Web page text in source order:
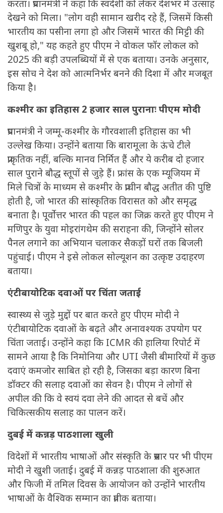
करता। प्रधानमंत्री ने कहा कि स्वदेशी को लेकर देशभर में उत्साह
देखने को मिला। "लोग वही सामान खरीद रहे हैं, जिसमें किसी
भारतीय का पसीना लगा हो और जिसमें भारत की मिट्टी की
खुशबू हो," यह कहते हुए पीएम ने वोकल फॉर लोकल को
2025 की बड़ी उपलब्धियों में से एक बताया। उनके अनुसार,
इस सोच ने देश को आत्मनिर्भर बनने की दिशा में और मजबूत
किया है।
कश्मीर का इतिहास 2 हजार साल पुरानाः पीएम मोदी
प्रधानमंत्री ने जम्मू-कश्मीर के गौरवशाली इतिहास का भी
उल्लेख किया। उन्होंने बताया कि बारामूला के ऊंचे टीले
प्राकृतिक नहीं, बल्कि मानव निर्मित हैं और ये करीब दो हजार
साल पुराने बौद्ध स्तूपों से जुड़े हैं। फ्रांस के एक म्यूजियम में
मिले चित्रों के माध्यम से कश्मीर के प्राचीन बौद्ध अतीत की पुष्टि
होती है, जो भारत की सांस्कृतिक विरासत को और समृद्ध
बनाता है। पूर्वोत्तर भारत की पहल का जिक्र करते हुए पीएम ने
मणिपुर के युवा मोइरांगथेम की सराहना की, जिन्होंने सोलर
पैनल लगाने का अभियान चलाकर सैकड़ों घरों तक बिजली
पहुंचाई। पीएम ने इसे लोकल सोल्यूशन का उत्कृष्ट उदाहरण
बताया।
एंटीबायोटिक दवाओं पर चिंता जताई
स्वास्थ्य से जुड़े मुद्दों पर बात करते हुए पीएम मोदी ने
एंटीबायोटिक दवाओं के बढ़ते और अनावश्यक उपयोग पर
चिंता जताई। उन्होंने कहा कि ICMR की हालिया रिपोर्ट में
सामने आया है कि निमोनिया और UTI जैसी बीमारियों में कुछ
दवाएं कमजोर साबित हो रही है, जिसका बड़ा कारण बिना
डॉक्टर की सलाह दवाओं का सेवन है। पीएम ने लोगों से
अपील की कि वे स्वयं दवा लेने की आदत से बचें और
चिकित्सकीय सलाह का पालन करें।
दुबई में कन्नड़ पाठशाला खुली
विदेशों में भारतीय भाषाओं और संस्कृति के प्रसार पर भी पीएम
मोदी ने खुशी जताई। दुबई में कन्नड़ पाठशाला की शुरुआत
और फिजी में तमिल दिवस के आयोजन को उन्होंने भारतीय
भाषाओं के वैश्विक सम्मान का प्रतीक बताया।